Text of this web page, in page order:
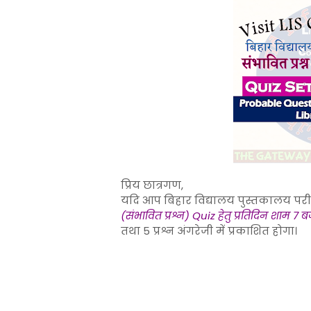
प्रिय छात्रगण,
यदि आप बिहार विद्यालय पुस्तकालय
(संभावित प्रश्न) Quiz हेतु प्रतिदिन शाम
तथा 5 प्रश्न अंगरेजी में प्रकाशित होगा।